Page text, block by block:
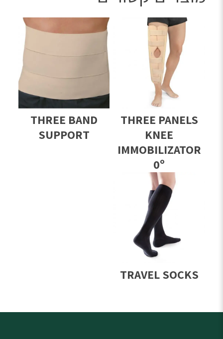
THREE PANELS
KNEE
IMMOBILIZATOR
0º
THREE BAND
SUPPORT
TRAVEL SOCKS